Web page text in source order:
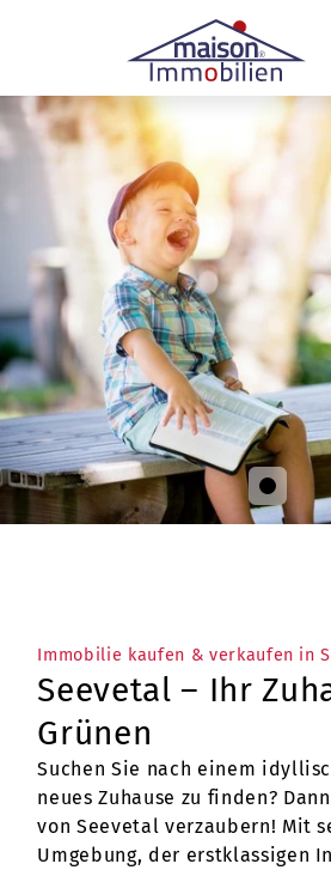
Immobilie kaufen & verkaufen in
Seevetal – Ihr
Grünen
Suchen Sie nach einem
neues Zuhause zu finden?
von Seevetal verzaubern! Mit
Umgebung, der erstklassigen